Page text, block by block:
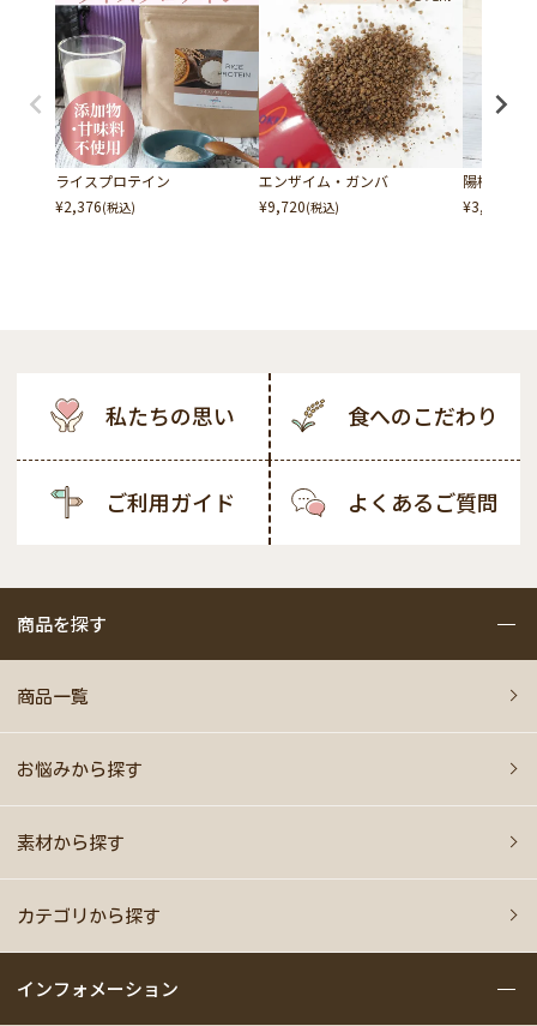
ライスプロテイン
¥2,376(税込)
エンザイム・ガンバ
¥9,720(税込)
陽梅 (やん
¥3,909
私たちの思い 食へのこだわり
ご利用ガイド よくあるご質問
商品を探す
商品一覧
お悩みから探す
素材から探す
カテゴリから探す
インフォメーション